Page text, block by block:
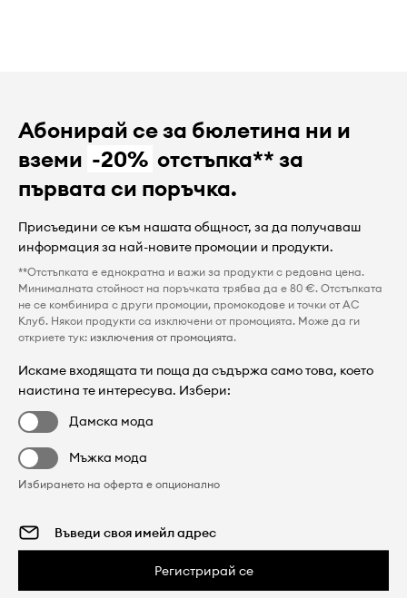
Абонирай се за бюлетина ни и
вземи -20% отстъпка** за
първата си поръчка.
Присъедини се към нашата общност, за да получаваш
информация за най-новите промоции и продукти.
**Отстъпката е еднократна и важи за продукти с редовна цена.
Минималната стойност на поръчката трябва да е 80 €. Отстъпката
не се комбинира с други промоции, промокодове и точки от AC
Клуб. Някои продукти са изключени от промоцията. Може да ги
откриете тук: изключения от промоцията.
Искаме входящата ти поща да съдържа само това, което
наистина те интересува. Избери:
Дамска мода
Мъжка мода
Избирането на оферта е опционално
Регистрирай се